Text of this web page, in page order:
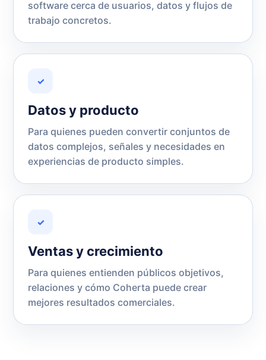
software cerca de usuarios, datos y flujos de
trabajo concretos.
✓
Datos y producto
Para quienes pueden convertir conjuntos de
datos complejos, señales y necesidades en
experiencias de producto simples.
✓
Ventas y crecimiento
Para quienes entienden públicos objetivos,
relaciones y cómo Coherta puede crear
mejores resultados comerciales.